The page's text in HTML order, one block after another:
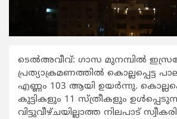
ടെല്‍അവീവ്: ഗാസ മുനമ്പില്‍
പ്രത്യാക്രമണത്തില്‍ കൊല്ലപ്പെട്ട
എണ്ണം 103 ആയി ഉയര്‍ന്നു.
കുട്ടികളും 11 സ്ത്രീകളും
വിട്ടുവീഴ്ചയില്ലാത്ത നിലപാട്